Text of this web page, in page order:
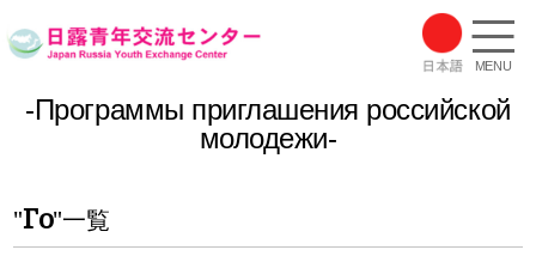
MENU
-Программы приглашения российской
молодежи-
"Го"一覧